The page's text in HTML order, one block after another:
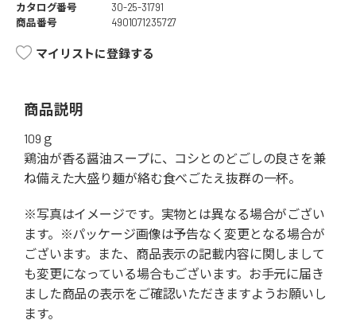
カタログ番号
30-25-31791
商品番号
4901071235727
マイリストに登録する
商品説明
109ｇ
鶏油が香る醤油スープに、コシとのどごしの良さを兼
ね備えた大盛り麺が絡む食べごたえ抜群の一杯。
※写真はイメージです。実物とは異なる場合がござい
ます。※パッケージ画像は予告なく変更となる場合が
ございます。また、商品表示の記載内容に関しまして
も変更になっている場合もございます。お手元に届き
ました商品の表示をご確認いただきますようお願いし
ます。